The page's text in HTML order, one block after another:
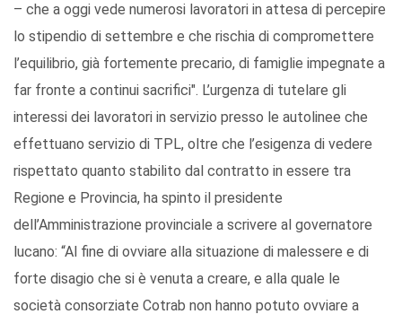
– che a oggi vede numerosi lavoratori in attesa di percepire
lo stipendio di settembre e che rischia di compromettere
l’equilibrio, già fortemente precario, di famiglie impegnate a
far fronte a continui sacrifici". L’urgenza di tutelare gli
interessi dei lavoratori in servizio presso le autolinee che
effettuano servizio di TPL, oltre che l’esigenza di vedere
rispettato quanto stabilito dal contratto in essere tra
Regione e Provincia, ha spinto il presidente
dell’Amministrazione provinciale a scrivere al governatore
lucano: “Al fine di ovviare alla situazione di malessere e di
forte disagio che si è venuta a creare, e alla quale le
società consorziate Cotrab non hanno potuto ovviare a